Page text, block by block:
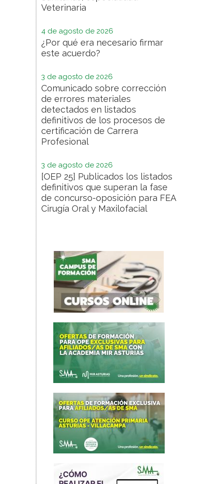
Veterinaria
4 de agosto de 2026
¿Por qué era necesario firmar
este acuerdo?
3 de agosto de 2026
Comunicado sobre corrección
de errores materiales
detectados en listados
definitivos de los procesos de
certificación de Carrera
Profesional
3 de agosto de 2026
[OEP 25] Publicados los listados
definitivos que superan la fase
de concurso-oposición para FEA
Cirugía Oral y Maxilofacial